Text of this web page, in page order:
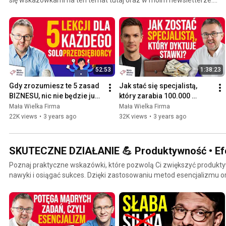
52:53
Gdy zrozumiesz te 5 zasad
BIZNESU, nic nie będzie już
takie samo! Poradnik dla
Soloprzedsiębiorców.
Mała Wielka Firma
22K views • 3 years ago
1:38:23
Jak stać się specjalistą,
który zarabia 100.000
zł/mies.? Kamil Kozieł
Mała Wielka Firma
32K views • 3 years ago
SKUTECZNE DZIAŁANIE 💪 Produktywność •
Poznaj praktyczne wskazówki, które pozwolą Ci zwiększyć
nawyki i osiągać sukces. Dzięki zastosowaniu metod esencjalizmu
Czy marzysz o realizowaniu większej ilości zadań, jednocześnie
jak skupić się na najważniejszych działaniach i wyeliminować zbędne
dowiedzieć się, jak działać skutecznie i osiągać cele bez